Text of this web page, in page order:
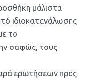
μάλιστα
ιδιοκατανάλωσης
το
σαφώς, τους
ερωτήσεων προς